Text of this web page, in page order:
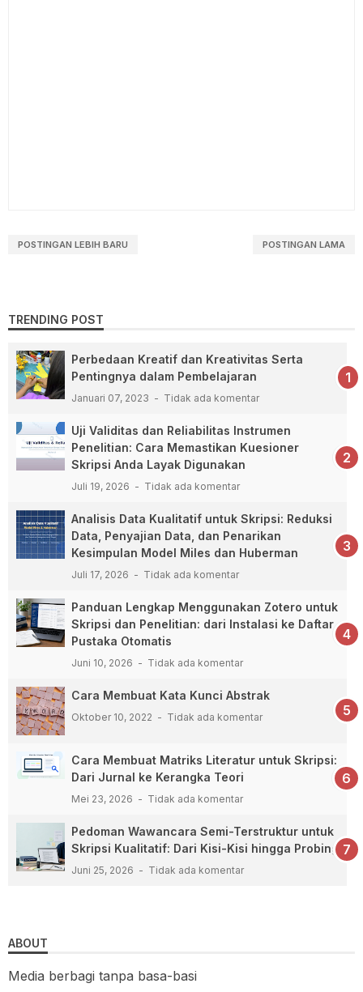
POSTINGAN LEBIH BARU POSTINGAN LAMA
TRENDING POST
Perbedaan Kreatif dan Kreativitas Serta
Pentingnya dalam Pembelajaran
Januari 07, 2023 Tidak ada komentar
Uji Validitas dan Reliabilitas Instrumen
Penelitian: Cara Memastikan Kuesioner
Skripsi Anda Layak Digunakan
Juli 19, 2026 Tidak ada komentar
Analisis Data Kualitatif untuk Skripsi: Reduksi
Data, Penyajian Data, dan Penarikan
Kesimpulan Model Miles dan Huberman
Juli 17, 2026 Tidak ada komentar
Panduan Lengkap Menggunakan Zotero untuk
Skripsi dan Penelitian: dari Instalasi ke Daftar
Pustaka Otomatis
Juni 10, 2026 Tidak ada komentar
Cara Membuat Kata Kunci Abstrak
Oktober 10, 2022 Tidak ada komentar
Cara Membuat Matriks Literatur untuk Skripsi:
Dari Jurnal ke Kerangka Teori
Mei 23, 2026 Tidak ada komentar
Pedoman Wawancara Semi-Terstruktur untuk
Skripsi Kualitatif: Dari Kisi-Kisi hingga Probing
Juni 25, 2026 Tidak ada komentar
ABOUT
Media berbagi tanpa basa-basi